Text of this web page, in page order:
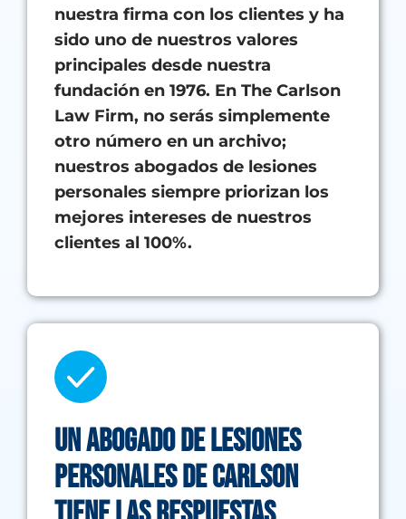
nuestra firma con los clientes y ha
sido uno de nuestros valores
principales desde nuestra
fundación en 1976. En The Carlson
Law Firm, no serás simplemente
otro número en un archivo;
nuestros abogados de lesiones
personales siempre priorizan los
mejores intereses de nuestros
clientes al 100%.
Un abogado de lesiones
personales de Carlson